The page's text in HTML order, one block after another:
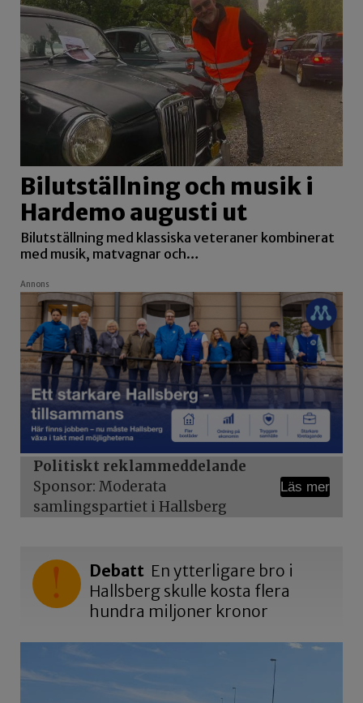
Bilutställning och musik i
Hardemo augusti ut
Bilutställning med klassiska veteraner kombinerat
med musik, matvagnar och…
Annons
Politiskt reklammeddelande
Sponsor: Moderata
samlingspartiet i Hallsberg
Läs mer
Debatt En ytterligare bro i
Hallsberg skulle kosta flera
hundra miljoner kronor